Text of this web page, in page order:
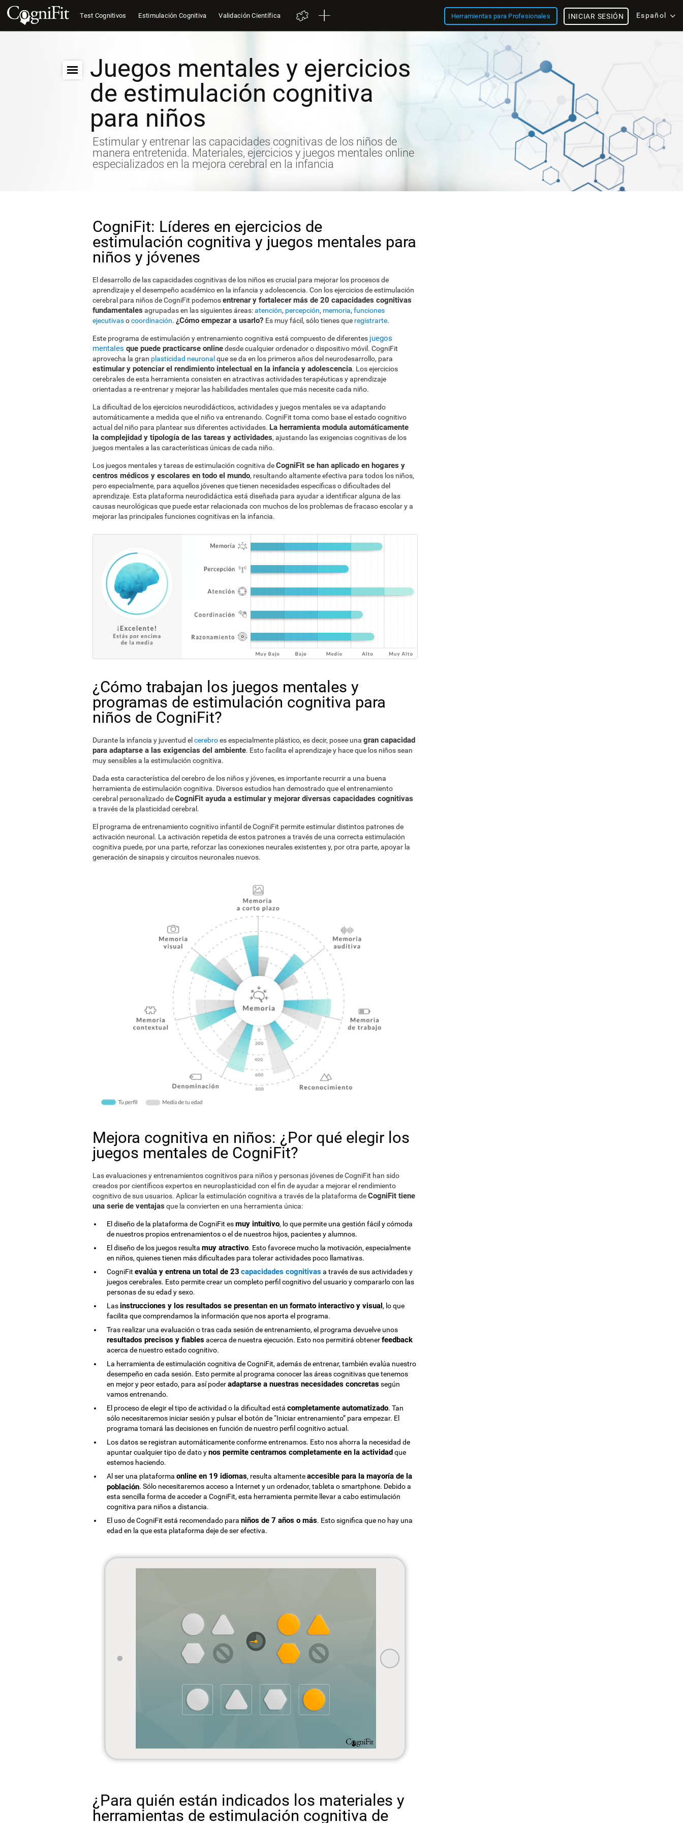
Test Cognitivos Estimulación Cognitiva Validación Científica Herramientas para Profesionales Español
INICIAR SESIÓN
Juegos mentales y ejercicios
de estimulación cognitiva
para niños
Estimular y entrenar las capacidades cognitivas de los niños de
manera entretenida. Materiales, ejercicios y juegos mentales online
especializados en la mejora cerebral en la infancia
CogniFit: Líderes en ejercicios de
estimulación cognitiva y juegos mentales para
niños y jóvenes
El desarrollo de las capacidades cognitivas de los niños es crucial para mejorar los procesos de
aprendizaje y el desempeño académico en la infancia y adolescencia. Con los ejercicios de estimulación
cerebral para niños de CogniFit podemosentrenar y fortalecer más de 20 capacidades cognitivas
fundamentales agrupadas en las siguientes áreas:atención, percepción, memoria, funciones
ejecutivasocoordinación. ¿Cómo empezar a usarlo? Es muy fácil, sólo tienes que registrarte.
Este programa de estimulación y entrenamiento cognitiva está compuesto de diferentes juegos
mentales que puede practicarse onlinedesde cualquier ordenador o dispositivo móvil. CogniFit
aprovecha la gran plasticidad neuronal que se da en los primeros años del neurodesarrollo, para
estimular y potenciar el rendimiento intelectual en la infancia y adolescencia. Los ejercicios
cerebrales de esta herramienta consisten en atractivas actividades terapéuticas y aprendizaje
orientadas a re-entrenar y mejorar las habilidades mentales que más necesite cada niño.
La dificultad de los ejercicios neurodidácticos, actividades y juegos mentales se va adaptando
automáticamente a medida que el niño va entrenando. CogniFit toma como base el estado cognitivo
actual del niño para plantear sus diferentes actividades. La herramienta modula automáticamente
la complejidad y tipología de las tareas y actividades, ajustando las exigencias cognitivas de los
juegos mentales a las características únicas de cada niño.
Los juegos mentales y tareas de estimulación cognitiva deCogniFit se han aplicado en hogares y
centros médicos y escolares en todo el mundo, resultando altamente efectiva para todos los niños,
pero especialmente, para aquellos jóvenes que tienen necesidades específicas o dificultades del
aprendizaje. Esta plataforma neurodidáctica está diseñada para ayudar a identificar alguna de las
causas neurológicas que puede estar relacionada con muchos de los problemas de fracaso escolar y a
mejorar las principales funciones cognitivas en la infancia.
¿Cómo trabajan los juegos mentales y
programas de estimulación cognitiva para
niños de CogniFit?
Durante la infancia y juventud elcerebroes especialmente plástico, es decir, posee una gran capacidad
para adaptarse a las exigencias del ambiente. Esto facilita el aprendizaje y hace que los niños sean
muy sensibles a la estimulación cognitiva.
Dada esta característica del cerebro de los niños y jóvenes, es importante recurrir a una buena
herramienta de estimulación cognitiva. Diversos estudios han demostrado que el entrenamiento
cerebral personalizado deCogniFit ayuda a estimular y mejorar diversas capacidades cognitivas
a través de la plasticidad cerebral.
El programa de entrenamiento cognitivo infantil de CogniFit permite estimular distintos patrones de
activación neuronal. La activación repetida de estos patrones a través de una correcta estimulación
cognitiva puede, por una parte, reforzar las conexiones neurales existentes y, por otra parte, apoyar la
generación de sinapsis y circuitos neuronales nuevos.
Mejora cognitiva en niños: ¿Por qué elegir los
juegos mentales de CogniFit?
Las evaluaciones y entrenamientos cognitivos para niños y personas jóvenes de CogniFit han sido
creados por científicos expertos en neuroplasticidad con el fin de ayudar a mejorar el rendimiento
cognitivo de sus usuarios. Aplicar la estimulación cognitiva a través de la plataforma deCogniFit tiene
una serie de ventajas que la convierten en una herramienta única:
El diseño de la plataforma de CogniFit esmuy intuitivo, lo que permite una gestión fácil y cómoda
de nuestros propios entrenamientos o el de nuestros hijos, pacientes y alumnos.
El diseño de los juegos resulta muy atractivo. Esto favorece mucho la motivación, especialmente
en niños, quienes tienen más dificultades para tolerar actividades poco llamativas.
CogniFit evalúa y entrena un total de 23 capacidades cognitivasa través de sus actividades y
juegos cerebrales. Esto permite crear un completo perfil cognitivo del usuario y compararlo con las
personas de su edad y sexo.
Lasinstrucciones y los resultados se presentan en un formato interactivo y visual, lo que
facilita que comprendamos la información que nos aporta el programa.
Tras realizar una evaluación o tras cada sesión de entrenamiento, el programa devuelve unos
resultados precisos y fiablesacerca de nuestra ejecución. Esto nos permitirá obtenerfeedback
acerca de nuestro estado cognitivo.
La herramienta de estimulación cognitiva de CogniFit, además de entrenar, también evalúa nuestro
desempeño en cada sesión. Esto permite al programa conocer las áreas cognitivas que tenemos
en mejor y peor estado, para así poderadaptarse a nuestras necesidades concretassegún
vamos entrenando.
El proceso de elegir el tipo de actividad o la dificultad está completamente automatizado. Tan
sólo necesitaremos iniciar sesión y pulsar el botón de “Iniciar entrenamiento” para empezar. El
programa tomará las decisiones en función de nuestro perfil cognitivo actual.
Los datos se registran automáticamente conforme entrenamos. Esto nos ahorra la necesidad de
apuntar cualquier tipo de dato ynos permite centrarnos completamente en la actividadque
estemos haciendo.
Al ser una plataforma online en 19 idiomas, resulta altamenteaccesible para la mayoría de la
población. Sólo necesitaremos acceso a Internet y un ordenador, tableta o smartphone. Debido a
esta sencilla forma de acceder a CogniFit, esta herramienta permite llevar a cabo estimulación
cognitiva para niños a distancia.
El uso de CogniFit está recomendado para niños de 7 años o más. Esto significa que no hay una
edad en la que esta plataforma deje de ser efectiva.
¿Para quién están indicados los materiales y
herramientas de estimulación cognitiva de